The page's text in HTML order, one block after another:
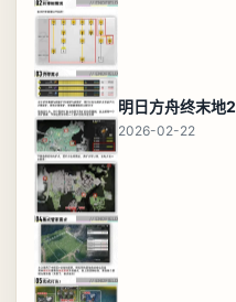
2026-02-22